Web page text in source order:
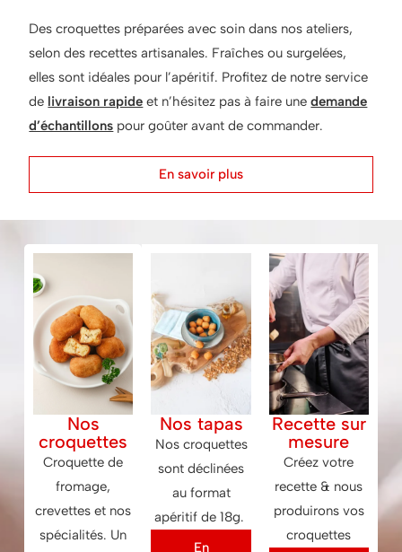
Des croquettes préparées avec soin dans nos ateliers,
selon des recettes artisanales. Fraîches ou surgelées,
elles sont idéales pour l’apéritif. Profitez de notre service
de livraison rapide et n’hésitez pas à faire unedemande
d’échantillons pour goûter avant de commander.
En savoir plus
Nos
croquettes
Croquette de
fromage,
crevettes et nos
spécialités. Un
Nos tapas
Nos croquettes
sont déclinées
au format
apéritif de 18g.
En
Recette sur
mesure
Créez votre
recette & nous
produirons vos
croquettes